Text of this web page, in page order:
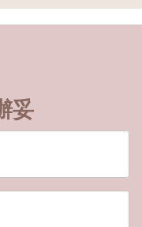
妥